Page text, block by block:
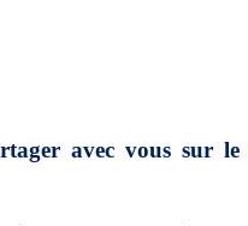
avec vous sur